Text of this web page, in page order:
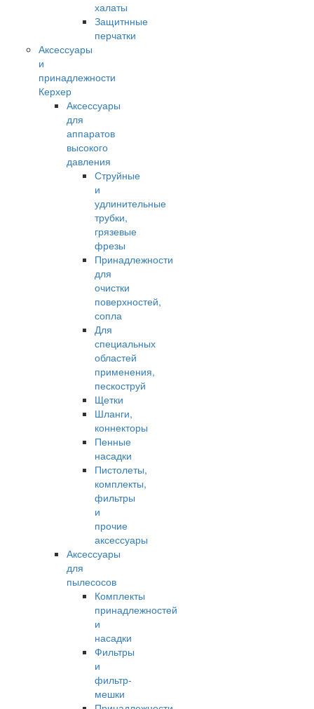
халаты
Защитнные
перчатки
Аксессуары
и
принадлежности
Керхер
Аксессуары
для
аппаратов
высокого
давления
Струйные
и
удлинительные
трубки,
грязевые
фрезы
Принадлежности
для
очистки
поверхностей,
сопла
Для
специальных
областей
применения,
пескоструй
Щетки
Шланги,
коннекторы
Пенные
насадки
Пистолеты,
комплекты,
фильтры
и
прочие
аксессуары
Аксессуары
для
пылесосов
Комплекты
принадлежностей
и
насадки
Фильтры
и
фильтр-
мешки